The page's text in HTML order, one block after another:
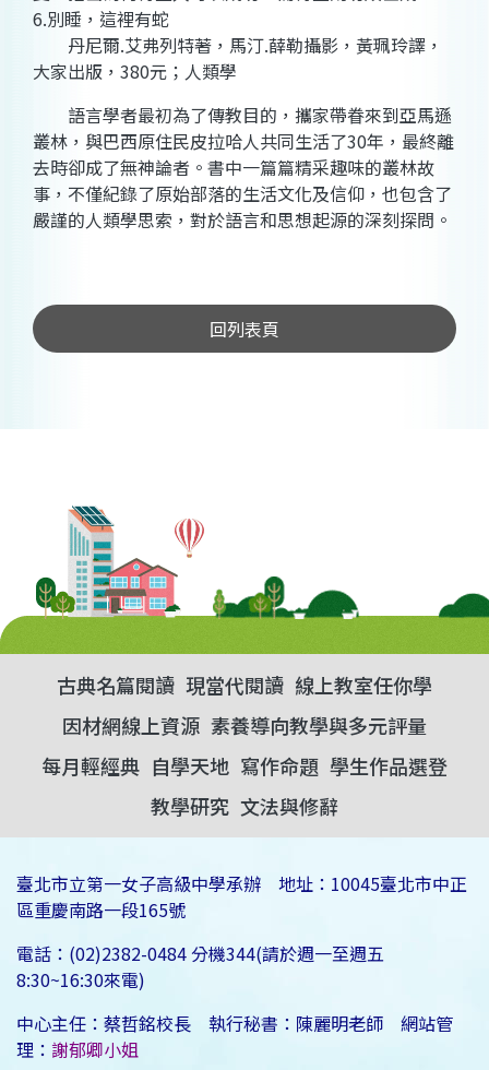
6.別睡，這裡有蛇
丹尼爾.艾弗列特著，馬汀.薛勒攝影，黃珮玲譯，
大家出版，380元；人類學
語言學者最初為了傳教目的，攜家帶眷來到亞馬遜
叢林，與巴西原住民皮拉哈人共同生活了30年，最終離
去時卻成了無神論者。書中一篇篇精采趣味的叢林故
事，不僅紀錄了原始部落的生活文化及信仰，也包含了
嚴謹的人類學思索，對於語言和思想起源的深刻探問。
回列表頁
古典名篇閱讀 現當代閱讀 線上教室任你學
因材網線上資源 素養導向教學與多元評量
每月輕經典 自學天地 寫作命題 學生作品選登
教學研究 文法與修辭
臺北市立第一女子高級中學承辦 地址：10045臺北市中正
區重慶南路一段165號
電話：(02)2382-0484 分機344(請於週一至週五
8:30~16:30來電)
中心主任：蔡哲銘校長 執行秘書：陳麗明老師 網站管
理： 謝郁卿小姐